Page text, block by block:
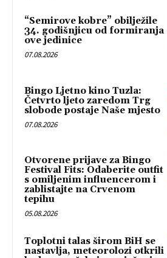
“Semirove kobre” obilježile
34. godišnjicu od formiranja
ove jedinice
07.08.2026
Bingo Ljetno kino Tuzla:
Četvrto ljeto zaredom Trg
slobode postaje Naše mjesto
07.08.2026
Otvorene prijave za Bingo
Festival Fits: Odaberite outfit
s omiljenim influencerom i
zablistajte na Crvenom
tepihu
05.08.2026
Toplotni talas širom BiH se
nastavlja, meteorolozi otkrili